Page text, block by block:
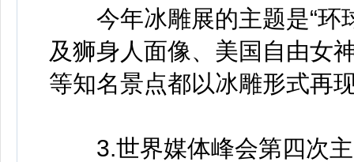
今年冰雕展的主题是“环
及狮身人面像、美国自由女
等知名景点都以冰雕形式再
3.世界媒体峰会第四次主